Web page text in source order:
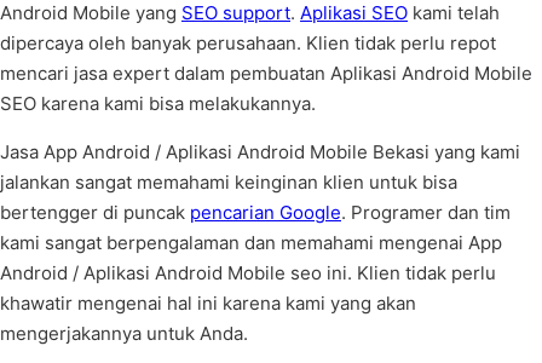
Android Mobile yang SEO support. Aplikasi SEO kami telah
dipercaya oleh banyak perusahaan. Klien tidak perlu repot
mencari jasa expert dalam pembuatan Aplikasi Android Mobile
SEO karena kami bisa melakukannya.
Jasa App Android / Aplikasi Android Mobile Bekasi yang kami
jalankan sangat memahami keinginan klien untuk bisa
bertengger di puncak pencarian Google. Programer dan tim
kami sangat berpengalaman dan memahami mengenai App
Android / Aplikasi Android Mobile seo ini. Klien tidak perlu
khawatir mengenai hal ini karena kami yang akan
mengerjakannya untuk Anda.